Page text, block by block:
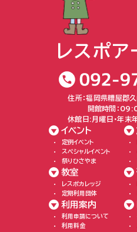
住所：福岡県糟屋郡
開館時間：
休館日:月曜日・年末
イベント
定例イベント
スペシャルイベント
祭りひさやま
教室
レスポカレッジ
定期利用団体
利用案内
利用申請について
利用料金